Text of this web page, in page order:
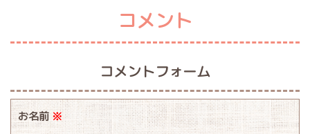
コメント
コメントフォーム
お名前※